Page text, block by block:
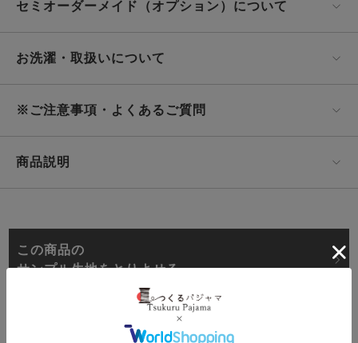
セミオーダーメイド（オプション）について
お洗濯・取扱いについて
※ご注意事項・よくあるご質問
商品説明
この商品の
サンプル生地をとりよせる
2年保証対象商品